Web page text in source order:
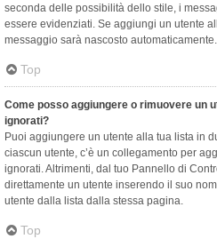
seconda delle possibilità dello stile, i
essere evidenziati. Se aggiungi un utente
messaggio sarà nascosto automaticamente.
Top
Come posso aggiungere o rimuovere un
ignorati?
Puoi aggiungere un utente alla tua lista in
ciascun utente, c’è un collegamento per
ignorati. Altrimenti, dal tuo Pannello di
direttamente un utente inserendo il suo
utente dalla lista dalla stessa pagina.
Top